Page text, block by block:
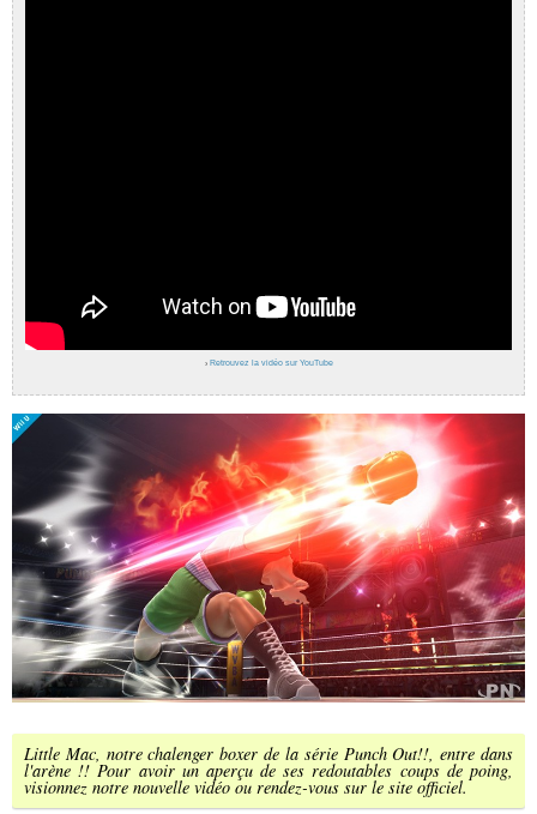
› Retrouvez la vidéo sur YouTube
Little Mac, notre chalenger boxer de la série Punch Out!!, entre dans
l'arène !! Pour avoir un aperçu de ses redoutables coups de poing,
visionnez notre nouvelle vidéo ou rendez-vous sur le site officiel.